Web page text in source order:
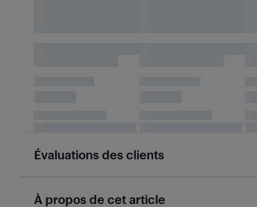
Évaluations des clients
À propos de cet article